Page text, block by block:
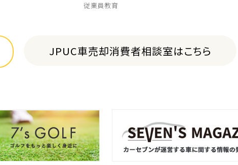
従業員教育
JPUC車売却消費者相談室はこちら